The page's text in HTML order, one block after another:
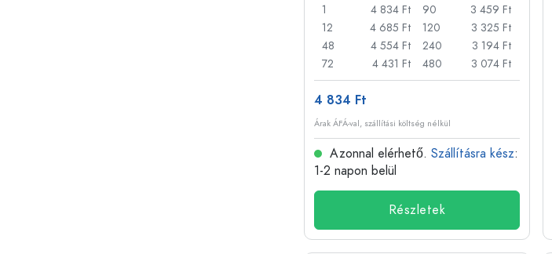
1
4 834 Ft
12
4 685 Ft
48
4 554 Ft
72
4 431 Ft
90
3 459 Ft
120
3 325 Ft
240
3 194 Ft
480
3 074 Ft
4 834 Ft
Árak ÁFÁ-val, szállítási költség nélkül
Azonnal elérhető. Szállításra kész:
1-2 napon belül
Részletek